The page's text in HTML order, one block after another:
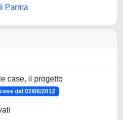
Parma
case, il progetto
dal 02/06/2012